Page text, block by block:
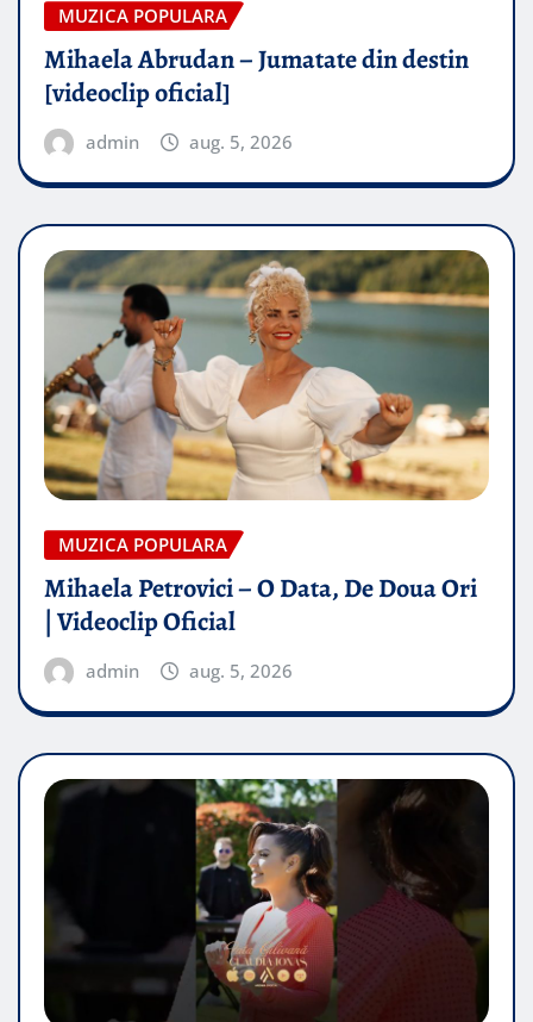
MUZICA POPULARA
Mihaela Abrudan – Jumatate din destin
[videoclip oficial]
admin aug. 5, 2026
MUZICA POPULARA
Mihaela Petrovici – O Data, De Doua Ori
| Videoclip Oficial
admin aug. 5, 2026